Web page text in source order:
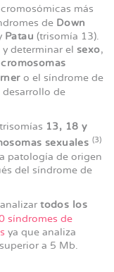
más
de Down
Patau (trisomía 13).
y determinar el sexo,
o el síndrome de
de
13, 18 y
sexuales (3)
patología de origen
del síndrome de
todos los
síndromes de
ya que analiza
a 5 Mb.